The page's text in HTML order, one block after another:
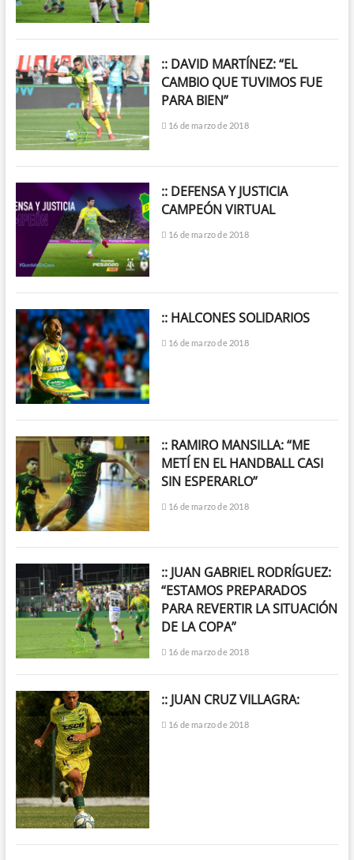
:: DAVID MARTÍNEZ: “EL
CAMBIO QUE TUVIMOS FUE
PARA BIEN”
16 de marzo de 2018
:: DEFENSA Y JUSTICIA
CAMPEÓN VIRTUAL
16 de marzo de 2018
:: HALCONES SOLIDARIOS
16 de marzo de 2018
:: RAMIRO MANSILLA: “ME
METÍ EN EL HANDBALL CASI
SIN ESPERARLO”
16 de marzo de 2018
:: JUAN GABRIEL RODRÍGUEZ:
“ESTAMOS PREPARADOS
PARA REVERTIR LA SITUACIÓN
DE LA COPA”
16 de marzo de 2018
:: JUAN CRUZ VILLAGRA:
16 de marzo de 2018